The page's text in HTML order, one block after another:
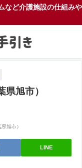
など介護施設の仕組みや
旭市）
LINE